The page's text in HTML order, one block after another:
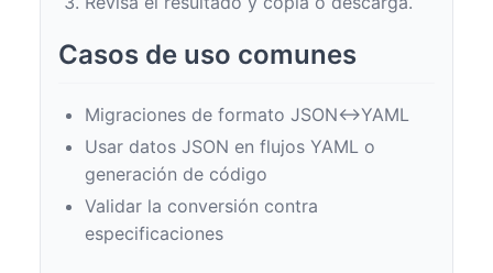
Casos de uso comunes
Migraciones de formato JSON↔YAML
Usar datos JSON en flujos YAML o
generación de código
Validar la conversión contra
especificaciones